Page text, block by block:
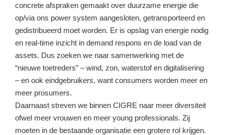
concrete afspraken gemaakt over duurzame energie die
op/via ons power system aangesloten, getransporteerd en
gedistribueerd moet worden. Er is opslag van energie nodig
en real-time inzicht in demand respons en de load van de
assets. Dus zoeken we naar samenwerking met de
“nieuwe toetreders” – wind, zon, waterstof en digitalisering
– en ook eindgebruikers, want consumers worden meer en
meer prosumers.
Daarnaast streven we binnen CIGRE naar meer diversiteit
ofwel meer vrouwen en meer young professionals. Zij
moeten in de bestaande organisatie een grotere rol krijgen.